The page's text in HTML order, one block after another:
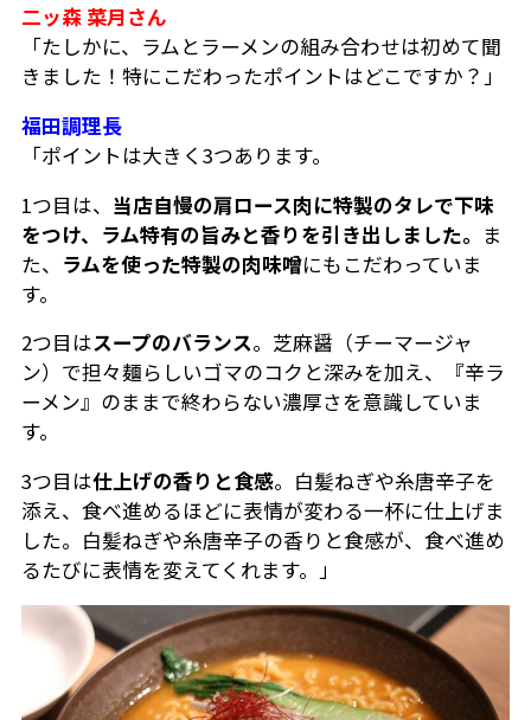
二ッ森 菜月さん
「たしかに、ラムとラーメンの組み合わせは初めて聞
きました！特にこだわったポイントはどこですか？」
福田調理長
「ポイントは大きく3つあります。
1つ目は、 当店自慢の肩ロース肉に特製のタレで下味
をつけ、ラム特有の旨みと香りを引き出しました。 ま
た、 ラムを使った特製の肉味噌にもこだわっていま
す。
2つ目はスープのバランス。芝麻醤（チーマージャ
ン）で担々麺らしいゴマのコクと深みを加え、『辛ラ
ーメン』のままで終わらない濃厚さを意識していま
す。
3つ目は仕上げの香りと食感。白髪ねぎや糸唐辛子を
添え、食べ進めるほどに表情が変わる一杯に仕上げま
した。白髪ねぎや糸唐辛子の香りと食感が、食べ進め
るたびに表情を変えてくれます。」